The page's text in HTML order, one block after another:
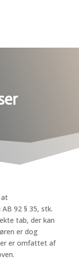
at
92 § 35, stk.
tab, der kan
er dog
er omfattet af